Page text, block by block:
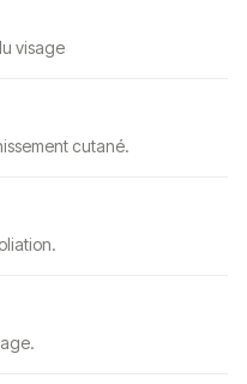
visage
cutané.